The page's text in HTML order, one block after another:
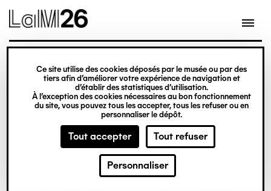
Gestion des cookies
Ce site utilise des cookies déposés par le musée ou par des
tiers afin d’améliorer votre expérience de navigation et
d’établir des statistiques d’utilisation.
À l’exception des cookies nécessaires au bon fonctionnement
du site, vous pouvez tous les accepter, tous les refuser ou en
personnaliser le dépôt.
Tout accepter Tout refuser
Personnaliser
contenu